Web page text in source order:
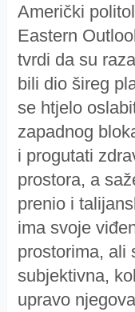
Američki
Eastern
tvrdi da su
bili dio šireg
se htjelo
zapadnog
i progutati
prostora, a
prenio i
ima svoje
prostorima, ali
subjektivna,
upravo